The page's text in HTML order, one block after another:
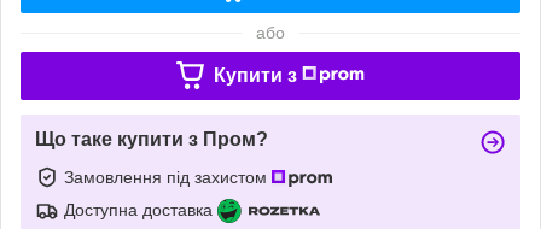
або
Купити з
Що таке купити з Пром?
Замовлення під захистом
Доступна доставка